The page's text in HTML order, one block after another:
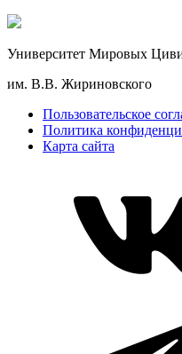
Университет Мировых
им. В.В. Жириновского
Пользовательское
Политика
Карта сайта